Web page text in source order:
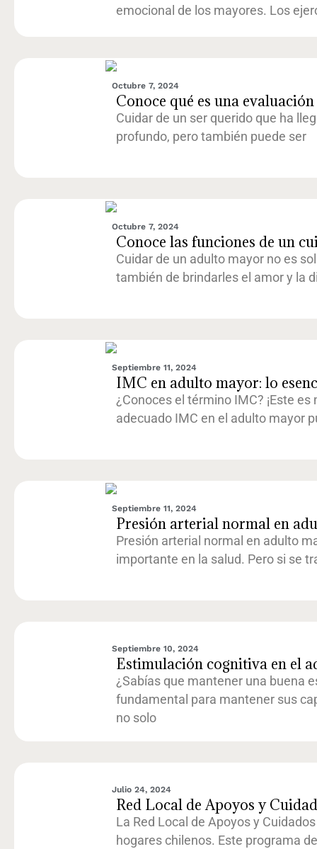
emocional de los mayores. Los
Octubre 7, 2024
Conoce qué es una
Cuidar de un ser querido que ha
profundo, pero también puede ser
Octubre 7, 2024
Conoce las funciones de un
Cuidar de un adulto mayor no es
también de brindarles el amor y la
Septiembre 11, 2024
IMC en adulto mayor: lo
¿Conoces el término IMC? ¡Este
adecuado IMC en el adulto mayor
Septiembre 11, 2024
Presión arterial normal en
Presión arterial normal en adulto
importante en la salud. Pero si se
Septiembre 10, 2024
Estimulación cognitiva en el
¿Sabías que mantener una buena
fundamental para mantener sus
no solo
Julio 24, 2024
Red Local de Apoyos y
La Red Local de Apoyos y
hogares chilenos. Este programa